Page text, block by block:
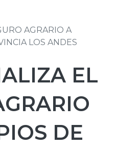
AGRARIO A
LOS ANDES
EL
DE